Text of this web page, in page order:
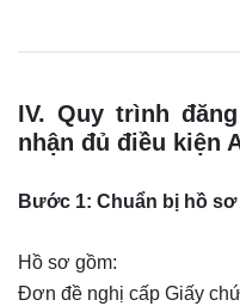
IV. Quy trình
nhận đủ điều kiện
Bước 1: Chuẩn bị hồ
Hồ sơ gồm:
Đơn đề nghị cấp Giấy